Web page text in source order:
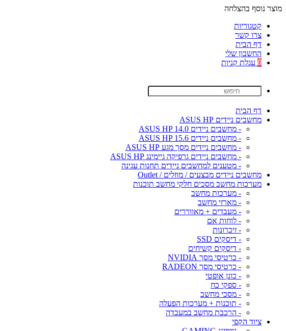
מוצר נוסף בהצלחה
קטגוריות
צרו קשר
דף הבית
החשבון שלי
0 עגלת קניות
דף הבית
מחשבים ניידים ASUS HP
- מחשבים ניידים ASUS HP 14.0
- מחשבים ניידים ASUS HP 15.6
- מחשבים ניידים מסך מגע ASUS HP
- מחשבים ניידים גרפיקה גיימינג ASUS HP
- מטענים למחשבים ניידים תחנות עגינה
מחשבים ניידים מבצעים / מוזלים / Outlet
מערכות מחשב מסכים חלקי מחשב תוכנות
- מערכות מחשב
- מארזי מחשב
- מעבדים + מאווררים
- לוחות אם
- זיכרונות
- דיסקים SSD
- דיסקים קשיחים
- כרטיסי מסך NVIDIA
- כרטיסי מסך RADEON
- כונן אופטי
- ספקי כח
- מסכי מחשב
- תוכנות + מערכות הפעלה
- הרכבת מחשב במעבדה
ציוד הקפי